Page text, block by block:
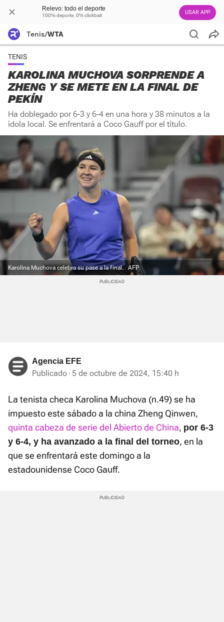
Relevo: todo el deporte
100% deporte. 0% clickbait USAR APP
Tenis/WTA
TENIS
KAROLINA MUCHOVA SORPRENDE A
ZHENG Y SE METE EN LA FINAL DE
PEKÍN
Ha doblegado por 6-3 y 6-4 en una hora y 38 minutos a la
ídola local. Se enfrentará a Coco Gauff por el título.
Karolina Muchova celebra su pase a la final. AFP
Agencia EFE
Publicado 5 de octubre de 2024, 15:40 h
La tenista checa Karolina Muchova (n.49) se ha
impuesto este sábado a la china Zheng Qinwen,
quinta cabeza de serie del Abierto de China, por 6-3
y 6-4, y ha avanzado a la final del torneo, en la
que se enfrentará este domingo a la
estadounidense Coco Gauff.